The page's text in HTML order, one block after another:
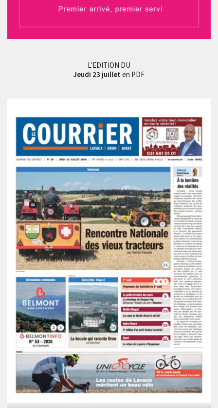
L'EDITION DU
Jeudi 23 juillet en PDF